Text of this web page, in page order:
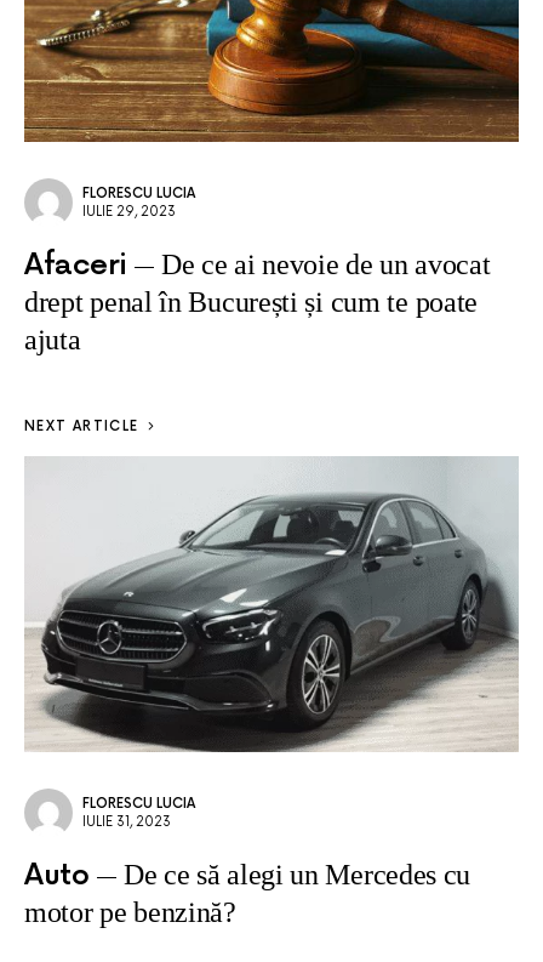
FLORESCU LUCIA
IULIE 29, 2023
Afaceri
De ce ai nevoie de un avocat
drept penal în București și cum te poate
ajuta
NEXT ARTICLE
FLORESCU LUCIA
IULIE 31, 2023
Auto
De ce să alegi un Mercedes cu
motor pe benzină?